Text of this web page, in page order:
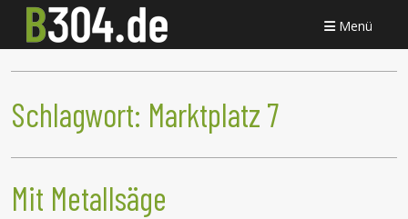
Menü
Schlagwort: Marktplatz 7
Mit Metallsäge